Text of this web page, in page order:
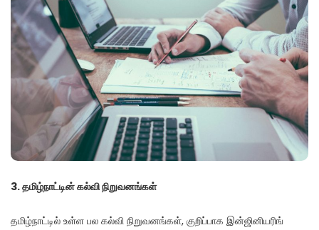
3.தமிழ்நாட்டின்கல்விநிறுவனங்கள்
தமிழ்நாட்டில் உள்ள பல கல்வி நிறுவனங்கள், குறிப்பாக இன்ஜினியரிங்